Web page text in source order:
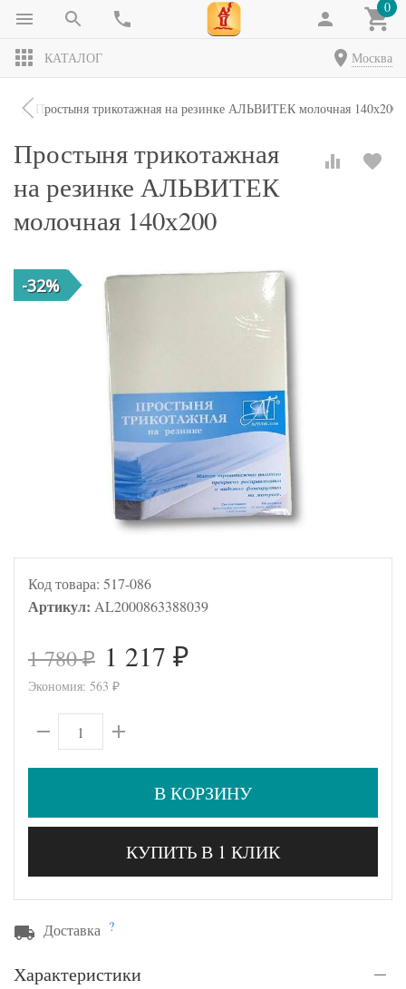
0
КАТАЛОГ Москва
Простыня трикотажная на резинке АЛЬВИТЕК молочная 140х200
Простыня трикотажная
на резинке АЛЬВИТЕК
молочная 140х200
-32%
Код товара: 517-086
Артикул: AL2000863388039
1 780₽ 1 217 ₽
Экономия: 563 ₽
В КОРЗИНУ
КУПИТЬ В 1 КЛИК
Доставка ?
Характеристики